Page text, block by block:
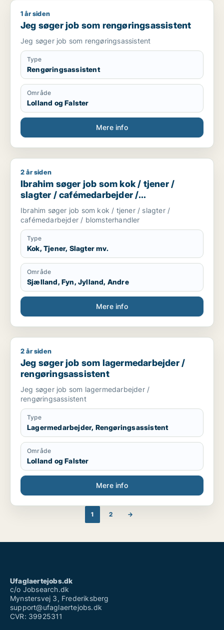
Jeg søger job som rengøringsassistent
1 år siden
Jeg søger job som rengøringsassistent
Jeg søger job som rengøringsassistent
Type
Rengøringsassistent
Område
Lolland og Falster
Mere info
Ibrahim søger job som kok / tjener / slagter /
2 år siden
Ibrahim søger job som kok / tjener /
slagter / cafémedarbejder /
blomsterhandler
Ibrahim søger job som kok / tjener / slagter /
cafémedarbejder / blomsterhandler
Type
Kok, Tjener, Slagter mv.
Område
Sjælland, Fyn, Jylland, Andre
Mere info
Jeg søger job som lagermedarbejder / rengøringsassistent
2 år siden
Jeg søger job som lagermedarbejder /
rengøringsassistent
Jeg søger job som lagermedarbejder /
rengøringsassistent
Type
Lagermedarbejder, Rengøringsassistent
Område
Lolland og Falster
Mere info
1 2 →
Ufaglaertejobs.dk
c/o Jobsearch.dk
Mynstersvej 3, Frederiksberg
support@ufaglaertejobs.dk
CVR: 39925311